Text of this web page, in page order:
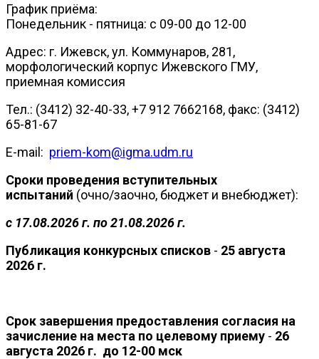
График приёма:
Понедельник - пятница: с 09-00 до 12-00
Адрес: г. Ижевск, ул. Коммунаров, 281,
морфологический корпус Ижевского ГМУ,
приемная комиссия
Тел.: (3412) 32-40-33, +7 912 7662168, факс: (3412)
65-81-67
E-mail: priem-kom@igma.udm.ru
Сроки проведения вступительных
испытаний (очно/заочно, бюджет и внебюджет):
с 17.08.2026 г. по 21.08.2026 г.
Публикация конкурсных списков - 25 августа
2026 г.
Срок завершения предоставления согласия на
зачисление на места по целевому приему - 26
августа 2026 г. до 12-00 мск